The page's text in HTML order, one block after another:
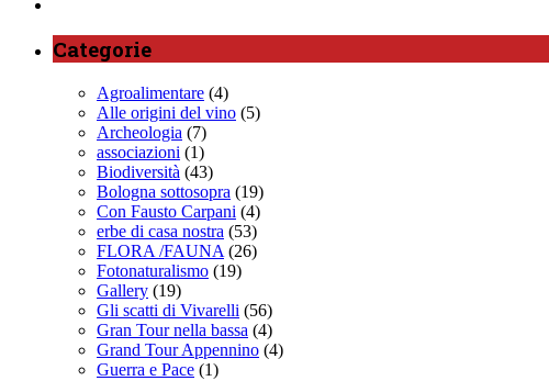
Categorie
Agroalimentare (4)
Alle origini del vino (5)
Archeologia (7)
associazioni (1)
Biodiversità (43)
Bologna sottosopra (19)
Con Fausto Carpani (4)
erbe di casa nostra (53)
FLORA /FAUNA (26)
Fotonaturalismo (19)
Gallery (19)
Gli scatti di Vivarelli (56)
Gran Tour nella bassa (4)
Grand Tour Appennino (4)
Guerra e Pace (1)